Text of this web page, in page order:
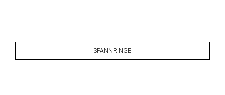
SPANNRINGE